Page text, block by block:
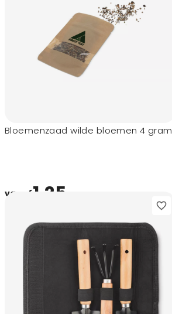
Bloemenzaad wilde bloemen 4 gram
vanaf1,25